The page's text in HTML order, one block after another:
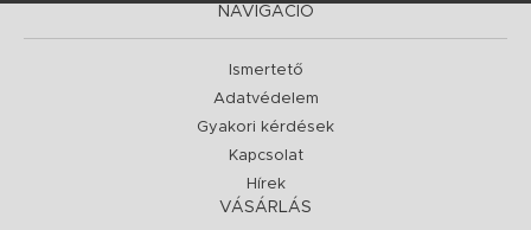
NAVIGÁCIÓ
Ismertető
Adatvédelem
Gyakori kérdések
Kapcsolat
Hírek
VÁSÁRLÁS